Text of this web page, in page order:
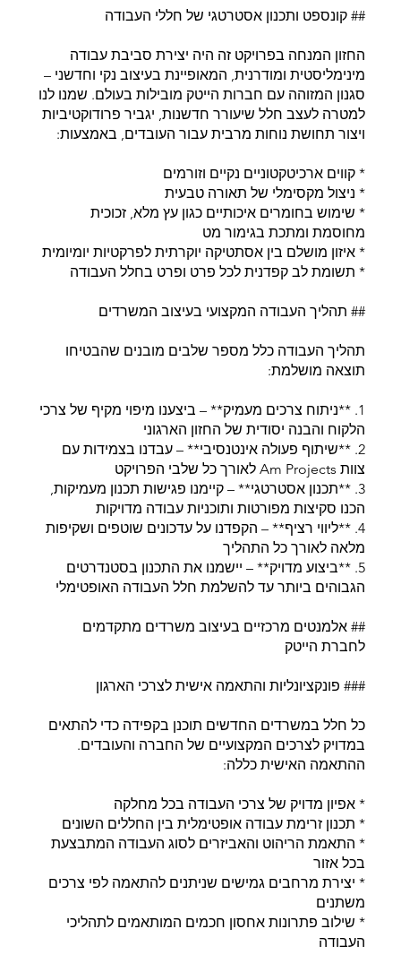
## קונספט ותכנון אסטרטגי של חללי העבודה
החזון המנחה בפרויקט זה היה יצירת סביבת עבודה
מינימליסטית ומודרנית, המאופיינת בעיצוב נקי וחדשני –
סגנון המזוהה עם חברות הייטק מובילות בעולם. שמנו לנו
למטרה לעצב חלל שיעורר חדשנות, יגביר פרודוקטיביות
ויצור תחושת נוחות מרבית עבור העובדים, באמצעות:
* קווים ארכיטקטוניים נקיים וזורמים
* ניצול מקסימלי של תאורה טבעית
* שימוש בחומרים איכותיים כגון עץ מלא, זכוכית
מחוסמת ומתכת בגימור מט
* איזון מושלם בין אסתטיקה יוקרתית לפרקטיות יומיומית
* תשומת לב קפדנית לכל פרט ופרט בחלל העבודה
## תהליך העבודה המקצועי בעיצוב המשרדים
תהליך העבודה כלל מספר שלבים מובנים שהבטיחו
תוצאה מושלמת:
1. **ניתוח צרכים מעמיק** – ביצענו מיפוי מקיף של צרכי
הלקוח והבנה יסודית של החזון הארגוני
2. **שיתוף פעולה אינטנסיבי** – עבדנו בצמידות עם
צוות Am Projects לאורך כל שלבי הפרויקט
3. **תכנון אסטרטגי** – קיימנו פגישות תכנון מעמיקות,
הכנו סקיצות מפורטות ותוכניות עבודה מדויקות
4. **ליווי רציף** – הקפדנו על עדכונים שוטפים ושקיפות
מלאה לאורך כל התהליך
5. **ביצוע מדויק** – יישמנו את התכנון בסטנדרטים
הגבוהים ביותר עד להשלמת חלל העבודה האופטימלי
## אלמנטים מרכזיים בעיצוב משרדים מתקדמים
לחברת הייטק
### פונקציונליות והתאמה אישית לצרכי הארגון
כל חלל במשרדים החדשים תוכנן בקפידה כדי להתאים
במדויק לצרכים המקצועיים של החברה והעובדים.
ההתאמה האישית כללה:
* אפיון מדויק של צרכי העבודה בכל מחלקה
* תכנון זרימת עבודה אופטימלית בין החללים השונים
* התאמת הריהוט והאביזרים לסוג העבודה המתבצעת
בכל אזור
* יצירת מרחבים גמישים שניתנים להתאמה לפי צרכים
משתנים
* שילוב פתרונות אחסון חכמים המותאמים לתהליכי
העבודה